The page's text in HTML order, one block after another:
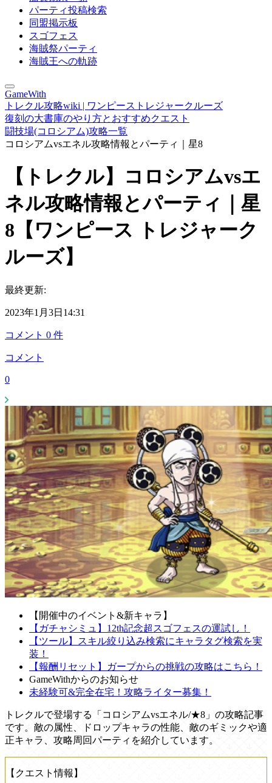
パーティ投稿検索
同盟掲示板
スゴフェス
海賊祭パーティ
海賊王への軌跡
GameWith
トレクル攻略wiki | ワンピーストレジャークルーズ
復刻の大書庫のやり方とおすすめクエスト
闘技場(コロシアム)攻略一覧
コロシアムvsエネル攻略情報とパーティ｜星8
【トレクル】コロシアムvsエ
ネル攻略情報とパーティ｜星
8【ワンピース トレジャーク
ルーズ】
最終更新:
2023年1月3日14:31
コメント 0 件
コメント
0
【開催中のイベント&新キャラ】
【ガチャシミュ】12th記念超スゴフェスの運試し！
【ツール】スキル絞り込み検索にキャラタグ検索を実
装！
【報酬リセット】ガープからの挑戦の攻略はこちら！
GameWithからのお知らせ
未経験可&完全在宅！攻略ライター募集！
トレクルで登場する「コロシアムvsエネル/★8」の攻略記事
です。敵の属性、ドロップキャラの性能、敵のギミックや適
正キャラ、攻略周回パーティを紹介しています。
【クエスト情報】